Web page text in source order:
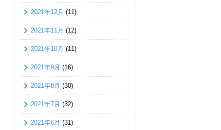
2021年12月 (11)
2021年11月 (12)
2021年10月 (11)
2021年9月 (16)
2021年8月 (30)
2021年7月 (32)
2021年6月 (31)